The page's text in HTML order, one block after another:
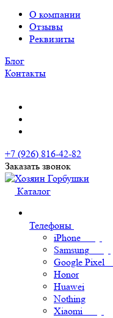
О компании
Отзывы
Реквизиты
Блог
Контакты
+7 (926) 816-42-82
Заказать звонок
Каталог
Телефоны
iPhone
Samsung
Google Pixel
Honor
Huawei
Nothing
Xiaomi